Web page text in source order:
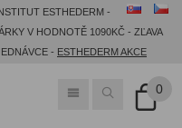
ESTHEDERM -
V HODNOTĚ 1090KČ - ZĽAVA
- ESTHEDERM AKCE
0